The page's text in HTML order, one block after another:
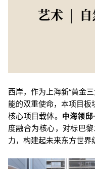
西岸，作为上海新“黄金
能的双重使命，本项目板
核心项目载体。 中海领邸
度融合为核心，对标巴
力，构建起未来东方世界